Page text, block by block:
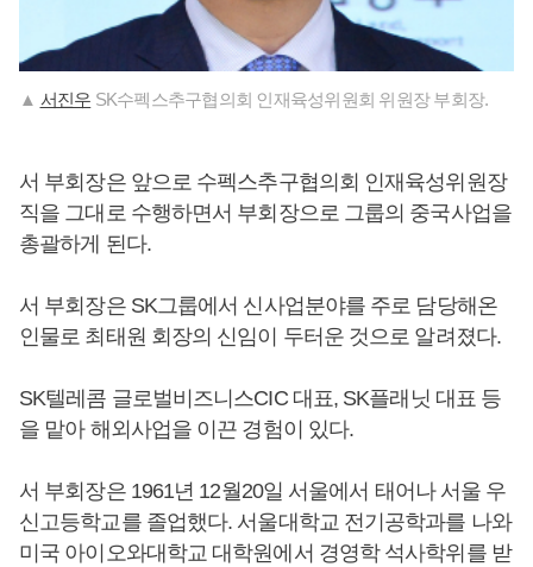
▲ 서진우 SK수펙스추구협의회 인재육성위원회 위원장 부회장.
서 부회장은 앞으로 수펙스추구협의회 인재육성위원장
직을 그대로 수행하면서 부회장으로 그룹의 중국사업을
총괄하게 된다.
서 부회장은 SK그룹에서 신사업분야를 주로 담당해온
인물로 최태원 회장의 신임이 두터운 것으로 알려졌다.
SK텔레콤 글로벌비즈니스CIC 대표, SK플래닛 대표 등
을 맡아 해외사업을 이끈 경험이 있다.
서 부회장은 1961년 12월20일 서울에서 태어나 서울 우
신고등학교를 졸업했다. 서울대학교 전기공학과를 나와
미국 아이오와대학교 대학원에서 경영학 석사학위를 받